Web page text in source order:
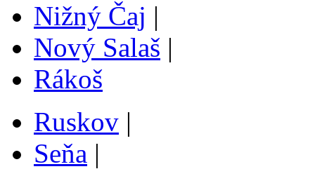
Nižný Čaj |
Nový Salaš |
Rákoš
Ruskov |
Seňa |